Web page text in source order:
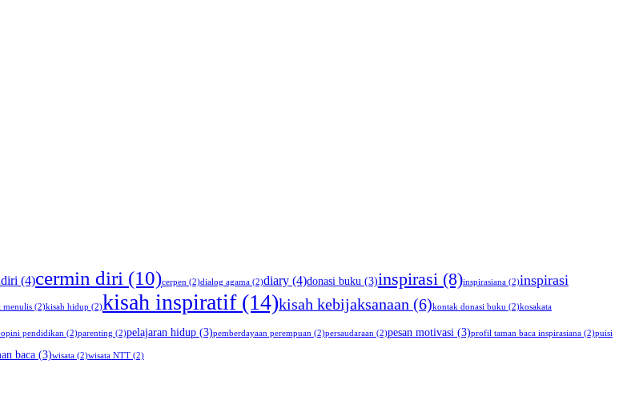
(4)cermin diri (10)cerpen (2)dialog agama (2)diary (4)donasi buku (3)inspirasi (8)inspirasiana (2)inspirasi
menulis (2)kisah hidup (2)kisah inspiratif(14)kisah kebijaksanaan (6)kontak donasi buku (2)kosakata
opini pendidikan (2)parenting (2)pelajaran hidup (3)pemberdayaan perempuan (2)persaudaraan (2)pesan motivasi (3)profil taman baca inspirasiana (2)puisi
baca (3)wisata (2)wisata NTT (2)